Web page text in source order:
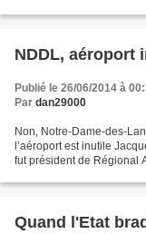
NDDL, aéroport
Publié le 26/06/2014 à
Par dan29000
Non, Notre-Dame-des-
l’aéroport est inutile
fut président de Régional
Quand l'Etat